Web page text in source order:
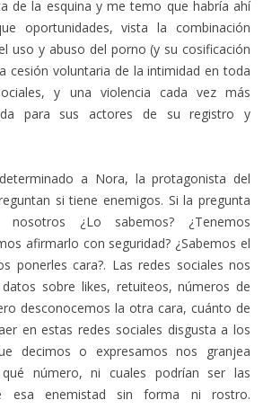
de la esquina y me temo que habría ahí
oportunidades, vista la combinación
uso y abuso del porno (y su cosificación
cesión voluntaria de la intimidad en toda
y una violencia cada vez más
para sus actores de su registro y
a Nora, la protagonista del
si tiene enemigos. Si la pregunta
¿Lo sabemos? ¿Tenemos
afirmarlo con seguridad? ¿Sabemos el
ponerles cara?. Las redes sociales nos
sobre likes, retuiteos, números de
desconocemos la otra cara, cuánto de
en estas redes sociales disgusta a los
decimos o expresamos nos granjea
número, ni cuales podrían ser las
esa enemistad sin forma ni rostro.